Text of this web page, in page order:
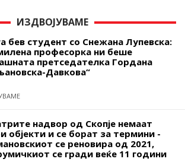
ИЗДВОЈУВАМЕ
бев студент со Снежана Лупевска:
професорка ни беше
претседателка Гордана
Давкова“
надвор од Скопје немаат
објекти и се борат за термини -
се реновира од 2021,
се гради веќе 11 години